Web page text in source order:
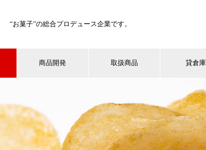
“お菓子”の総合プロデュース企業です。
商品開発 取扱商品 貸倉庫